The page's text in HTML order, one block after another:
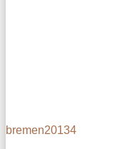
bremen20134